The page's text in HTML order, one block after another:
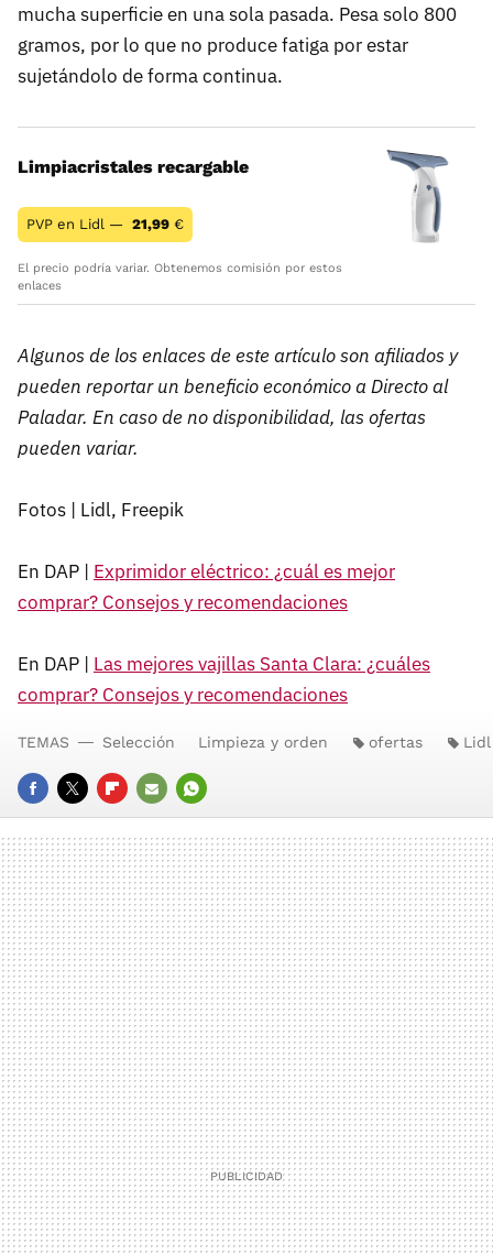
mucha superficie en una sola pasada. Pesa solo 800
gramos, por lo que no produce fatiga por estar
sujetándolo de forma continua.
Limpiacristales recargable
PVP en Lidl — 21,99 €
El precio podría variar. Obtenemos comisión por estos
enlaces
Algunos de los enlaces de este artículo son afiliados y
pueden reportar un beneficio económico a Directo al
Paladar. En caso de no disponibilidad, las ofertas
pueden variar.
Fotos | Lidl, Freepik
En DAP | Exprimidor eléctrico: ¿cuál es mejor
comprar? Consejos y recomendaciones
En DAP | Las mejores vajillas Santa Clara: ¿cuáles
comprar? Consejos y recomendaciones
FACEBOOK
TWITTERFLIPBOARD
E-
MAIL
WHATSAPP
TEMAS Selección Limpieza y orden ofertas Lidl